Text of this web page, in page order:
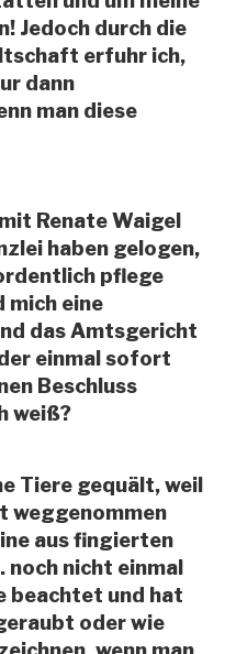
Jedoch durch die
erfuhr ich,
dann
man diese
Renate Waigel
haben gelogen,
pflege
mich eine
das Amtsgericht
einmal sofort
Beschluss
weiß?
Tiere gequält, weil
weggenommen
aus fingierten
noch nicht einmal
beachtet und hat
oder wie